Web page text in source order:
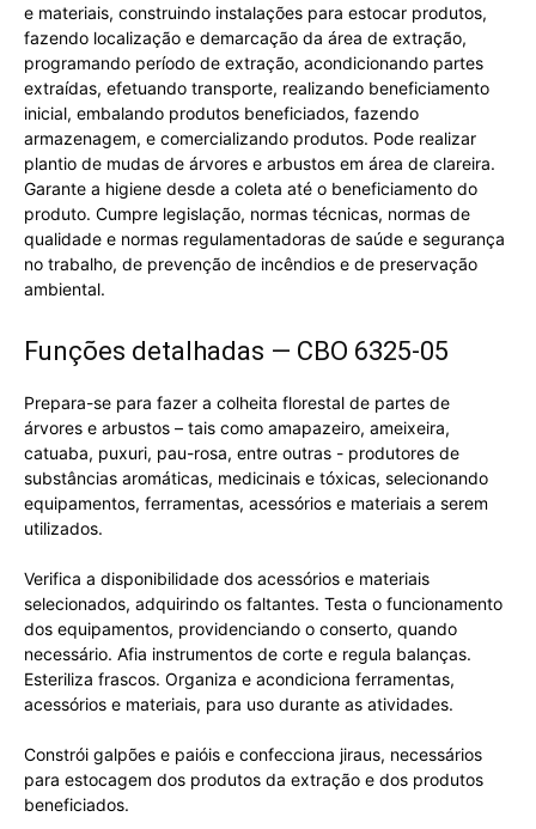
e materiais, construindo instalações para estocar produtos,
fazendo localização e demarcação da área de extração,
programando período de extração, acondicionando partes
extraídas, efetuando transporte, realizando beneficiamento
inicial, embalando produtos beneficiados, fazendo
armazenagem, e comercializando produtos. Pode realizar
plantio de mudas de árvores e arbustos em área de clareira.
Garante a higiene desde a coleta até o beneficiamento do
produto. Cumpre legislação, normas técnicas, normas de
qualidade e normas regulamentadoras de saúde e segurança
no trabalho, de prevenção de incêndios e de preservação
ambiental.
Funções detalhadas — CBO 6325-05
Prepara-se para fazer a colheita florestal de partes de
árvores e arbustos – tais como amapazeiro, ameixeira,
catuaba, puxuri, pau-rosa, entre outras - produtores de
substâncias aromáticas, medicinais e tóxicas, selecionando
equipamentos, ferramentas, acessórios e materiais a serem
utilizados.
Verifica a disponibilidade dos acessórios e materiais
selecionados, adquirindo os faltantes. Testa o funcionamento
dos equipamentos, providenciando o conserto, quando
necessário. Afia instrumentos de corte e regula balanças.
Esteriliza frascos. Organiza e acondiciona ferramentas,
acessórios e materiais, para uso durante as atividades.
Constrói galpões e paióis e confecciona jiraus, necessários
para estocagem dos produtos da extração e dos produtos
beneficiados.